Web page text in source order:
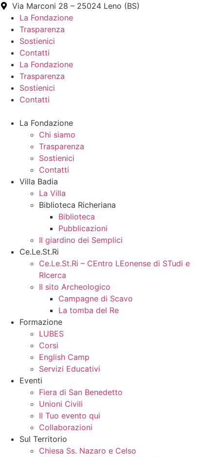
Vai
contenuto
Via Marconi 28 – 25024 Leno (BS)
La Fondazione
Trasparenza
Sostienici
Contatti
La Fondazione
Trasparenza
Sostienici
Contatti
La Fondazione
Chi siamo
Trasparenza
Sostienici
Contatti
Villa Badia
La Villa
Biblioteca Richeriana
Biblioteca
Pubblicazioni
Il giardino dei Semplici
Ce.Le.St.Ri
Ce.Le.St.Ri – CEntro LEonense di STudi e
RIcerca
Il sito Archeologico
Campagne di Scavo
La tomba del Re
Formazione
LUBES
Corsi
English Camp
Servizi Educativi
Eventi
Fiera di San Benedetto
Unioni Civili
Il Tuo evento qui
Collaborazioni
Sul Territorio
Chiesa Ss. Nazaro e Celso